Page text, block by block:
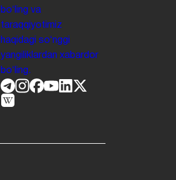
boʻling va
taraqqiyotimiz
haqidagi soʻnggi
yangiliklardan xabardor
boʻling.